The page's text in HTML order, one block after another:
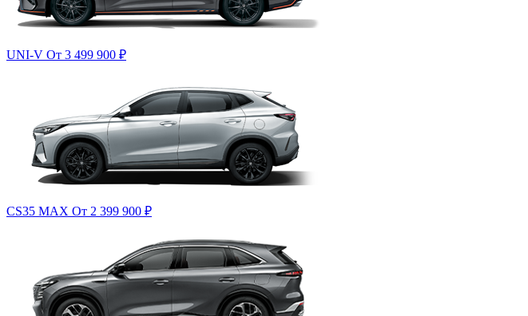
UNI-V От 3 499 900 ₽
CS35 MAX От 2 399 900 ₽